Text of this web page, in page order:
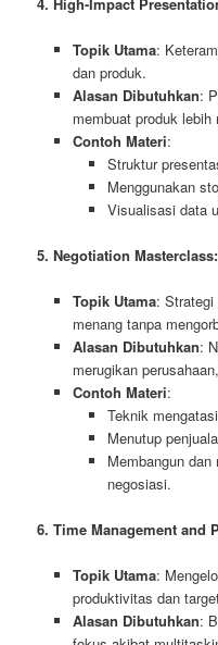
Topik Utama:
dan produk.
Alasan Dibutuhkan:
membuat produk
Contoh Materi:
Struktur
Menggunakan
Visualisasi data
5. Negotiation
Topik Utama: Strategi
menang tanpa
Alasan Dibutuhkan:
merugikan
Contoh Materi:
Teknik
Menutup
Membangun
negosiasi.
6. Time Management and
Topik Utama:
produktivitas dan
Alasan Dibutuhkan: